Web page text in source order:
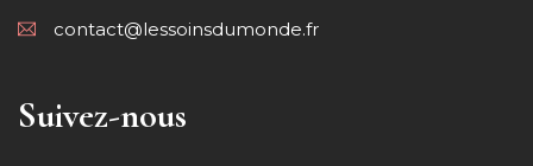
contact@lessoinsdumonde.fr
Suivez-nous